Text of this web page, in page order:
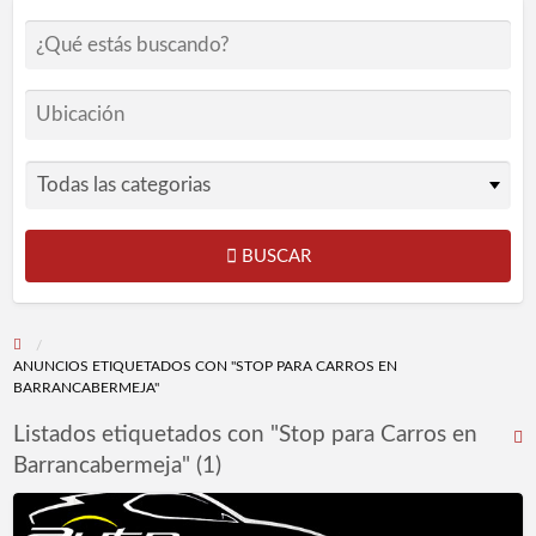
BUSCAR
ANUNCIOS ETIQUETADOS CON "STOP PARA CARROS EN
BARRANCABERMEJA"
Listados etiquetados con "Stop para Carros en
Barrancabermeja" (1)
Auto